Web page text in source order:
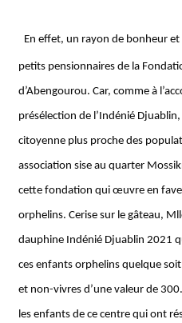
En effet, un rayon de bonheur
petits pensionnaires de la
d’Abengourou. Car, comme à
présélection de l’Indénié
citoyenne plus proche des
association sise au quarter
cette fondation qui œuvre en
orphelins. Cerise sur le gâteau,
dauphine Indénié Djuablin 2021
ces enfants orphelins quelque
et non-vivres d’une valeur de
les enfants de ce centre qui ont